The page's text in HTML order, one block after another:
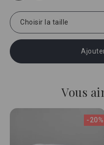
Choisir la taille
Vous
-20%